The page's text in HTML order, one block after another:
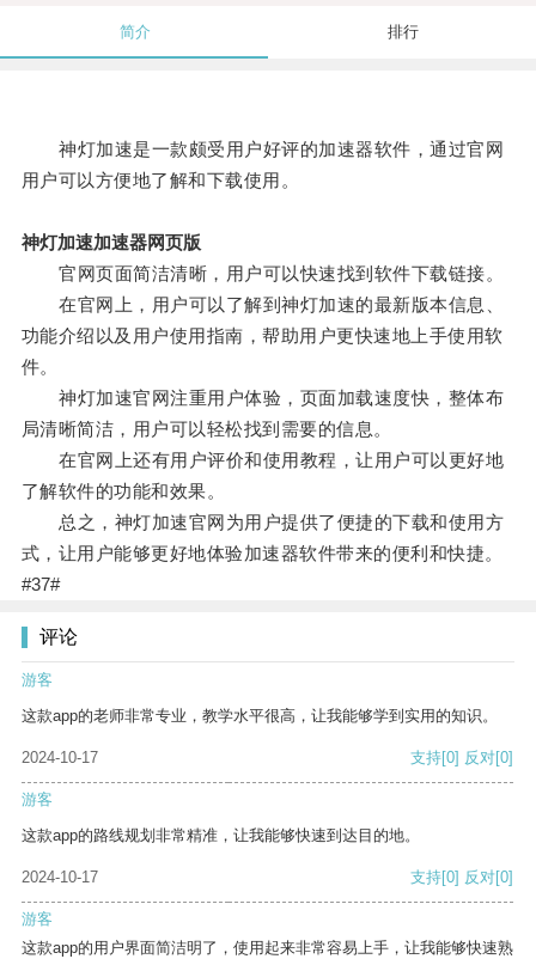
简介 排行
神灯加速是一款颇受用户好评的加速器软件，通过官网
用户可以方便地了解和下载使用。
神灯加速加速器网页版
官网页面简洁清晰，用户可以快速找到软件下载链接。
在官网上，用户可以了解到神灯加速的最新版本信息、
功能介绍以及用户使用指南，帮助用户更快速地上手使用软
件。
神灯加速官网注重用户体验，页面加载速度快，整体布
局清晰简洁，用户可以轻松找到需要的信息。
在官网上还有用户评价和使用教程，让用户可以更好地
了解软件的功能和效果。
总之，神灯加速官网为用户提供了便捷的下载和使用方
式，让用户能够更好地体验加速器软件带来的便利和快捷。
#37#
评论
游客
这款app的老师非常专业，教学水平很高，让我能够学到实用的知识。
2024-10-17 支持[0] 反对[0]
游客
这款app的路线规划非常精准，让我能够快速到达目的地。
2024-10-17 支持[0] 反对[0]
游客
这款app的用户界面简洁明了，使用起来非常容易上手，让我能够快速熟